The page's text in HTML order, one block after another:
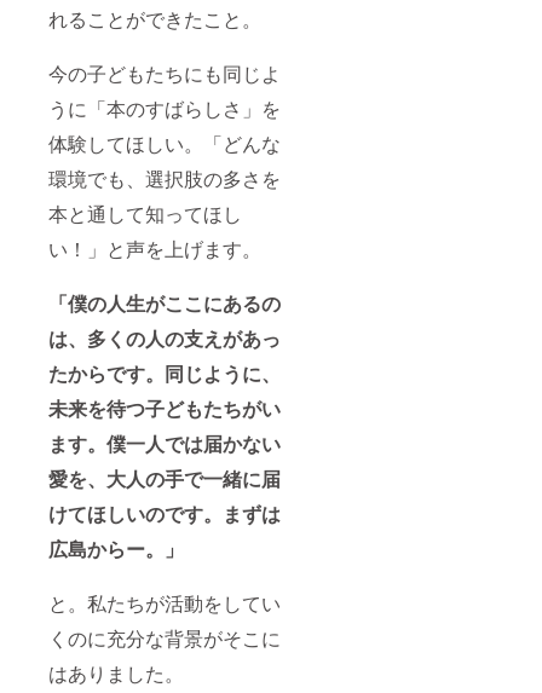
れることができたこと。
今の子どもたちにも同じよ
うに「本のすばらしさ」を
体験してほしい。「どんな
環境でも、選択肢の多さを
本と通して知ってほし
い！」と声を上げます。
「僕の人生がここにあるの
は、多くの人の支えがあっ
たからです。同じように、
未来を待つ子どもたちがい
ます。僕一人では届かない
愛を、大人の手で一緒に届
けてほしいのです。まずは
広島からー。」
と。私たちが活動をしてい
くのに充分な背景がそこに
はありました。